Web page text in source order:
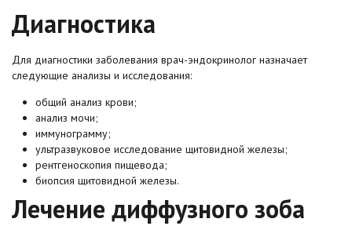
Диагностика
Для диагностики заболевания врач-эндокринолог назначает
следующие анализы и исследования:
общий анализ крови;
анализ мочи;
иммунограмму;
ультразвуковое исследование щитовидной железы;
рентгеноскопия пищевода;
биопсия щитовидной железы.
Лечение диффузного зоба